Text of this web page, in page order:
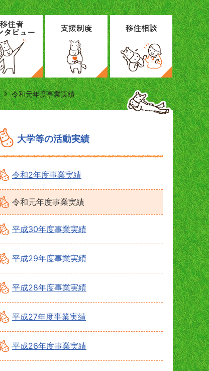
令和元年度事業実績
大学等の活動実績
令和2年度事業実績
令和元年度事業実績
平成30年度事業実績
平成29年度事業実績
平成28年度事業実績
平成27年度事業実績
平成26年度事業実績